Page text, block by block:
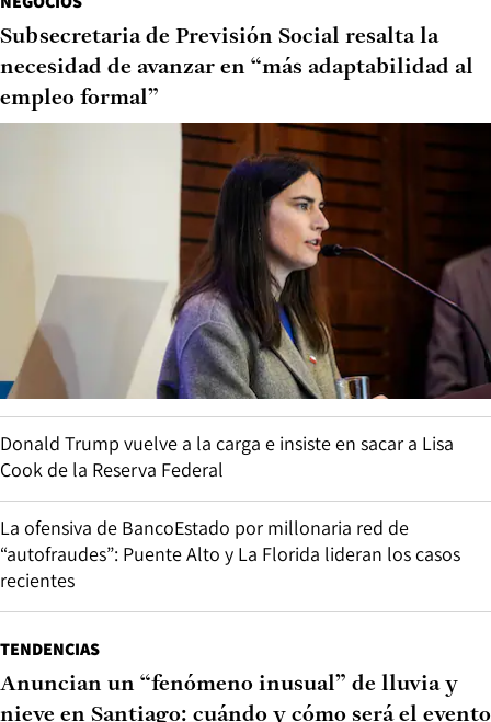
Subsecretaria de Previsión Social resalta la
necesidad de avanzar en “más adaptabilidad al
empleo formal”
Donald Trump vuelve a la carga e insiste en sacar a Lisa
Cook de la Reserva Federal
La ofensiva de BancoEstado por millonaria red de
“autofraudes”: Puente Alto y La Florida lideran los casos
recientes
TENDENCIAS
Anuncian un “fenómeno inusual” de lluvia y
nieve en Santiago: cuándo y cómo será el evento